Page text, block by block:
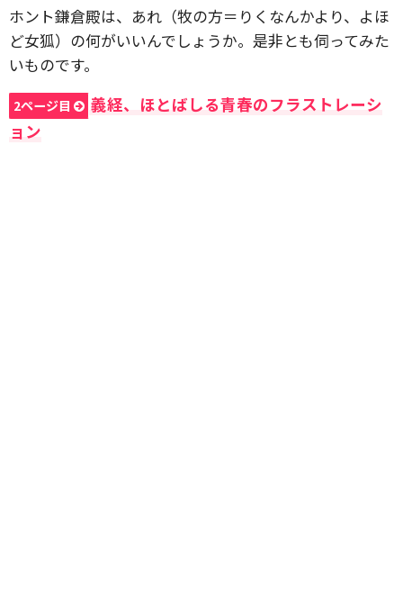
ホント鎌倉殿は、あれ（牧の方＝りくなんかより、よほ
ど女狐）の何がいいんでしょうか。是非とも伺ってみた
いものです。
2ページ目
義経、ほとばしる青春のフラストレーシ
ョン